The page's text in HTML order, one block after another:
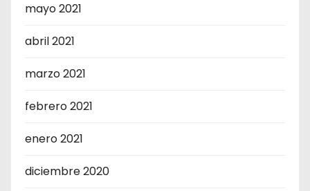
mayo 2021
abril 2021
marzo 2021
febrero 2021
enero 2021
diciembre 2020